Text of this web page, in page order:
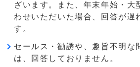
ざいます。また、年末年始・大
わせいただいた場合、回答が遅
す。
セールス・勧誘や、趣旨不明な
は、回答しておりません。